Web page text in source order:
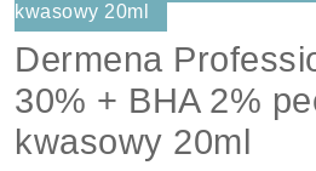
kwasowy 20ml
Dermena
30% + BHA 2%
kwasowy 20ml